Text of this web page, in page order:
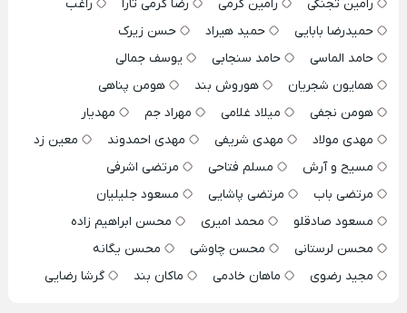
رامین تجنگی
رامین کرمی رضا کرمی تارا
راغب
حمیدرضا بابایی
حمید هیراد
حسن زیرک
حامد الماسی
حامد سنجابی
یوسف جمالی
همایون شجریان
هوروش بند
هومن پناهی
هومن نجفی
میلاد غلامی مهراد جم
مهدیار
مهدی مولاد
مهدی شریفی مهدی احمدوند
معین زد
مسیح و آرش
مسلم فتاحی
مرتضی اشرفی
مرتضی باب
مرتضی پاشایی
مسعود جلیلیان
مسعود صادقلو
محمد امیری
محسن ابراهیم زاده
محسن لرستانی
محسن چاوشی
محسن یگانه
مجید رضوی
ماهان خادمی ماکان بند گرشا رضایی